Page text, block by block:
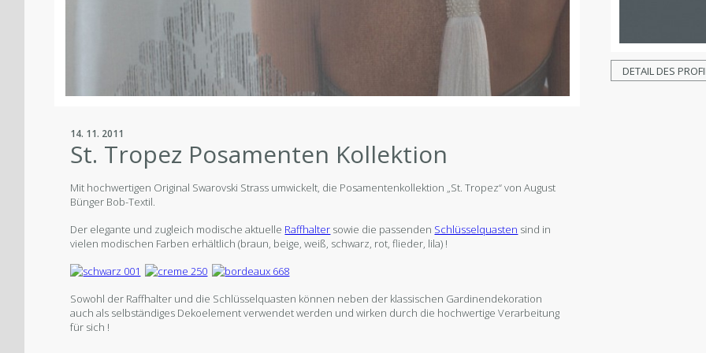
14. 11. 2011
St. Tropez Posamenten Kollektion
Mit hochwertigen Original Swarovski Strass umwickelt, die Posamentenkollektion „St. Tropez“ von August
Bünger Bob-Textil.
Der elegante und zugleich modische aktuelle Raffhalter sowie die passenden Schlüsselquasten sind in
vielen modischen Farben erhältlich (braun, beige, weiß, schwarz, rot, flieder, lila) !
Sowohl der Raffhalter und die Schlüsselquasten können neben der klassischen Gardinendekoration
auch als selbständiges Dekoelement verwendet werden und wirken durch die hochwertige Verarbeitung
für sich !
DETAIL DES